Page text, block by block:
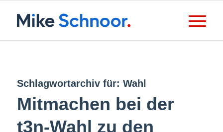
Schlagwortarchiv für: Wahl
Mitmachen bei der
t3n-Wahl zu den